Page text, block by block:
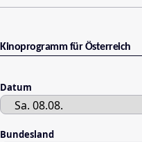
Kinoprogramm für Österreich
Datum
Bundesland